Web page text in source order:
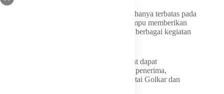
Menurutnya, kehadiran partai politik tidak hanya terbatas pada
fungsi politik semata, tetapi juga harus mampu memberikan
manfaat langsung bagi masyarakat melalui berbagai kegiatan
Ia berharap, bantuan hewan kurban tersebut dapat
memberikan kebahagiaan bagi masyarakat penerima,
sekaligus mempererat hubungan antara Partai Golkar dan